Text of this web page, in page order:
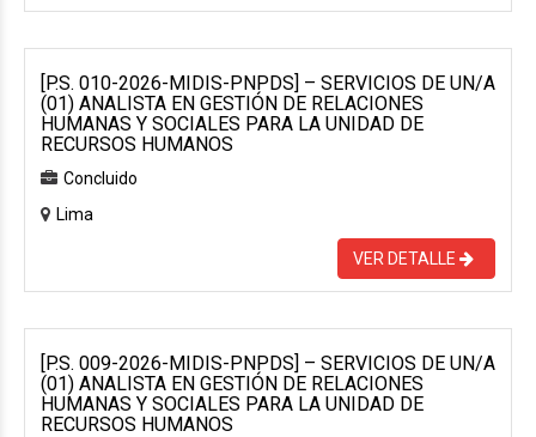
[P.S. 010-2026-MIDIS-PNPDS] – SERVICIOS DE UN/A
(01) ANALISTA EN GESTIÓN DE RELACIONES
HUMANAS Y SOCIALES PARA LA UNIDAD DE
RECURSOS HUMANOS
Concluido
Lima
VER DETALLE
[P.S. 009-2026-MIDIS-PNPDS] – SERVICIOS DE UN/A
(01) ANALISTA EN GESTIÓN DE RELACIONES
HUMANAS Y SOCIALES PARA LA UNIDAD DE
RECURSOS HUMANOS